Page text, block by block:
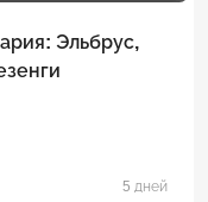
Эльбрус,
5 дней